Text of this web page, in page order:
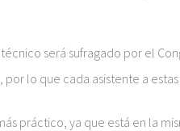
será sufragado por el
lo que cada asistente a
práctico, ya que está en la